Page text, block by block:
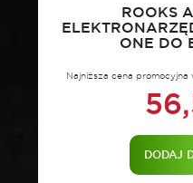
ROOKS
ONE DO
Najniższa cena
DODAJ